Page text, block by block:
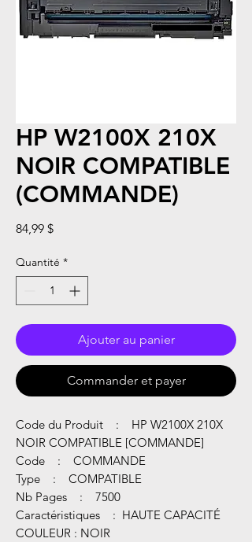
HP W2100X 210X
NOIR COMPATIBLE
(COMMANDE)
84,99 $Prix
Quantité *
Ajouter au panier
Commander et payer
Code du Produit : HP W2100X 210X
NOIR COMPATIBLE [COMMANDE]
Code : COMMANDE
Type : COMPATIBLE
Nb Pages : 7500
Caractéristiques : HAUTE CAPACITÉ
COULEUR : NOIR